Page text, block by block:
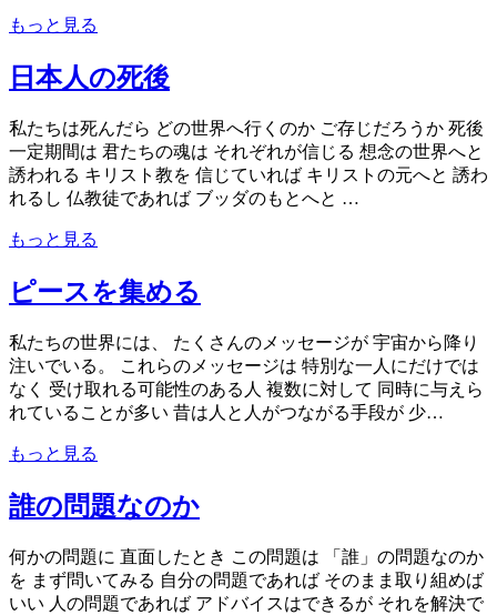
もっと見る
日本人の死後
私たちは死んだら どの世界へ行くのか ご存じだろうか 死後
一定期間は 君たちの魂は それぞれが信じる 想念の世界へと
誘われる キリスト教を 信じていれば キリストの元へと 誘わ
れるし 仏教徒であれば ブッダのもとへと …
もっと見る
ピースを集める
私たちの世界には、 たくさんのメッセージが 宇宙から降り
注いでいる。 これらのメッセージは 特別な一人にだけでは
なく 受け取れる可能性のある人 複数に対して 同時に与えら
れていることが多い 昔は人と人がつながる手段が 少…
もっと見る
誰の問題なのか
何かの問題に 直面したとき この問題は 「誰」の問題なのか
を まず問いてみる 自分の問題であれば そのまま取り組めば
いい 人の問題であれば アドバイスはできるが それを解決で